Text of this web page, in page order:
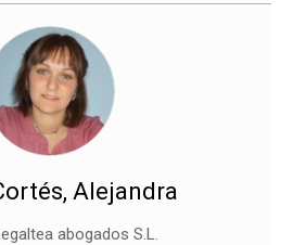
Alejandra
abogados S.L.